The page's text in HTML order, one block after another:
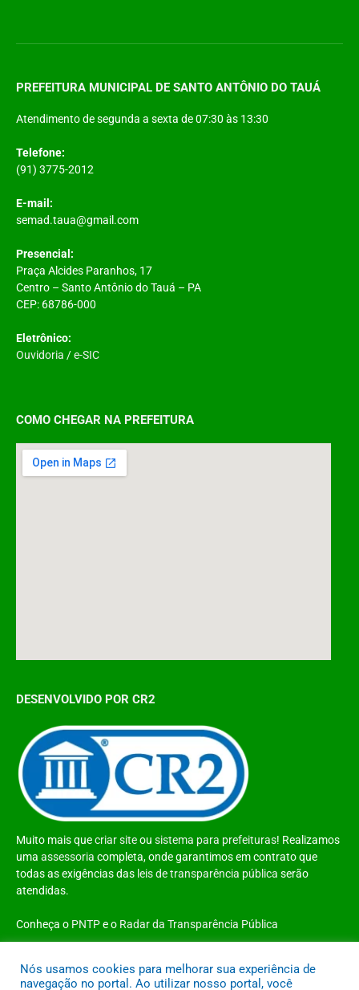
PREFEITURA MUNICIPAL DE SANTO ANTÔNIO DO TAUÁ
Atendimento de segunda a sexta de 07:30 às 13:30
Telefone:
(91) 3775-2012
E-mail:
semad.taua@gmail.com
Presencial:
Praça Alcides Paranhos, 17
Centro – Santo Antônio do Tauá – PA
CEP: 68786-000
Eletrônico:
Ouvidoria /e-SIC
COMO CHEGAR NA PREFEITURA
DESENVOLVIDO POR CR2
Muito mais quecriar siteou sistema para prefeituras! Realizamos
uma assessoria completa, onde garantimos em contrato que
todas as exigências das leis de transparência pública serão
atendidas.
Conheça o PNTPe o Radar da Transparência Pública
Nós usamos cookies para melhorar sua experiência de
navegação no portal. Ao utilizar nosso portal, você